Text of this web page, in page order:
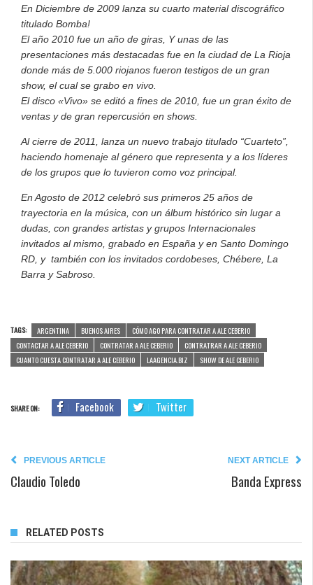
En Diciembre de 2009 lanza su cuarto material discográfico
titulado Bomba!
El año 2010 fue un año de giras, Y unas de las
presentaciones más destacadas fue en la ciudad de La Rioja
donde más de 5.000 riojanos fueron testigos de un gran
show, el cual se grabo en vivo.
El disco «Vivo» se editó a fines de 2010, fue un gran éxito de
ventas y de gran repercusión en shows.
Al cierre de 2011, lanza un nuevo trabajo titulado “Cuarteto”,
haciendo homenaje al género que representa y a los líderes
de los grupos que lo tuvieron como voz principal.
En Agosto de 2012 celebró sus primeros 25 años de
trayectoria en la música, con un álbum histórico sin lugar a
dudas, con grandes artistas y grupos Internacionales
invitados al mismo, grabado en España y en Santo Domingo
RD, y también con los invitados cordobeses, Chébere, La
Barra y Sabroso.
TAGS: ARGENTINA BUENOS AIRES
CÓMO AGO PARA CONTRATAR A ALE CEBERIO
CONTACTAR A ALE CEBERIO
CONTRATAR A ALE CEBERIO
CONTRATRAR A ALE CEBERIO
CUANTO CUESTA CONTRATAR A ALE CEBERIO
LAAGENCIA.BIZ SHOW DE ALE CEBERIO
SHARE ON: Facebook Twitter
PREVIOUS ARTICLE
Claudio Toledo
NEXT ARTICLE
Banda Express
RELATED POSTS